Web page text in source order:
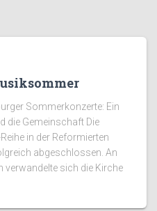
Sommerkonzerte: Ein
die Gemeinschaft Die
in der Reformierten
abgeschlossen. An
verwandelte sich die Kirche